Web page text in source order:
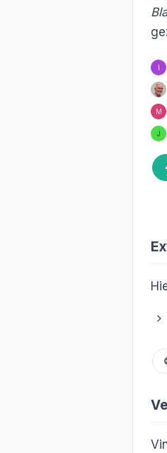
I
M
J